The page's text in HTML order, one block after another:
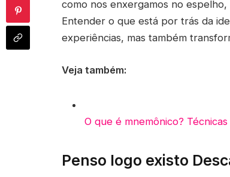
como nos enxergamos no
Entender o que está por trás da
experiências, mas também
Veja também:
O que é mnemônico?
Penso logo existo